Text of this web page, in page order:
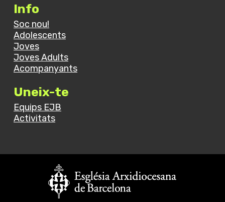
Info
Soc nou!
Adolescents
Joves
Joves Adults
Acompanyants
Uneix-te
Equips EJB
Activitats